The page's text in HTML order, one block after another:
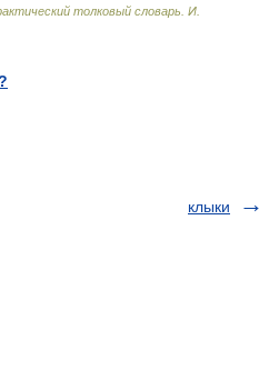
толковый словарь И.
клыки